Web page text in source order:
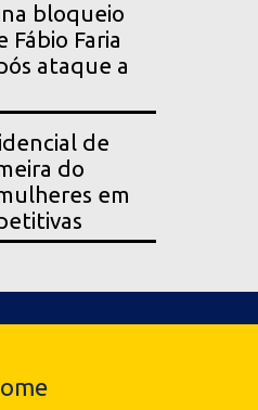
bloqueio
Fábio Faria
ataque a
de
do
em